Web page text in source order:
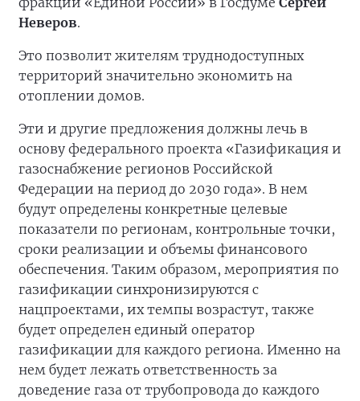
Неверов.
Это позволит жителям труднодоступных
территорий значительно экономить на
отоплении домов.
Эти и другие предложения должны лечь в
основу федерального проекта «Газификация и
газоснабжение регионов Российской
Федерации на период до 2030 года». В нем
будут определены конкретные целевые
показатели по регионам, контрольные точки,
сроки реализации и объемы финансового
обеспечения. Таким образом, мероприятия по
газификации синхронизируются с
нацпроектами, их темпы возрастут, также
будет определен единый оператор
газификации для каждого региона. Именно на
нем будет лежать ответственность за
доведение газа от трубопровода до каждого